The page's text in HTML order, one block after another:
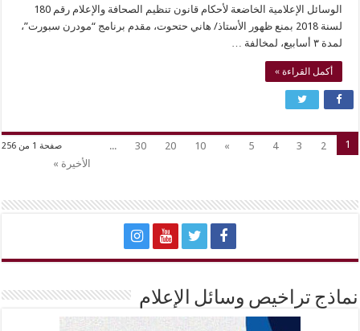
الوسائل الإعلامية الخاضعة لأحكام قانون تنظيم الصحافة والإعلام رقم 180
لسنة 2018 بمنع ظهور الأستاذ/ هاني حتحوت، مقدم برنامج “مودرن سبورت”،
لمدة ٣ أسابيع، لمخالفة …
أكمل القراءة »
صفحة 1 من 256 1
2
3
4
5
»
10
20
30
...
الأخيرة »
نماذج تراخيص وسائل الإعلام